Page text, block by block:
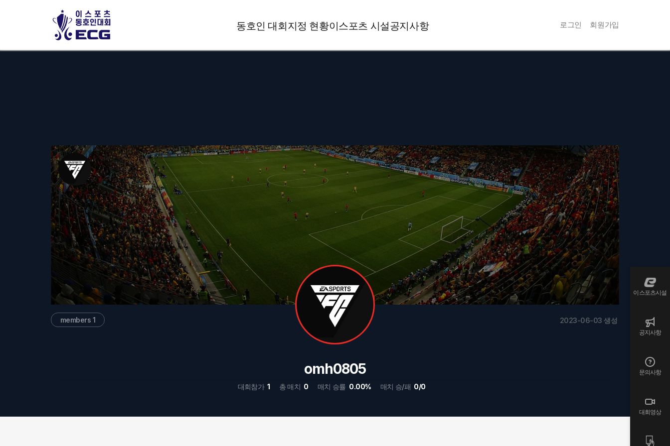
동호인 대회지정 현황이스포츠 시설공지사항 로그인 회원가입
이스포츠시설
공지사항
문의사항
대회영상
members 1 2023-06-03 생성
omh0805
대회참가 1 총 매치 0 매치 승률 0.00% 매치 승/패 0/0